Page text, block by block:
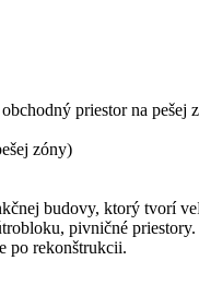
priestor na pešej
zóny)
budovy, ktorý tvorí
pivničné priestory.
po rekonštrukcii.